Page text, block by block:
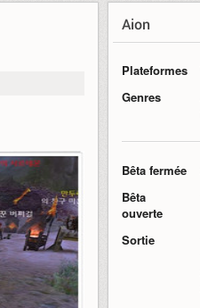
Aion
Plateformes
Genres
Bêta fermée
Bêta
ouverte
Sortie